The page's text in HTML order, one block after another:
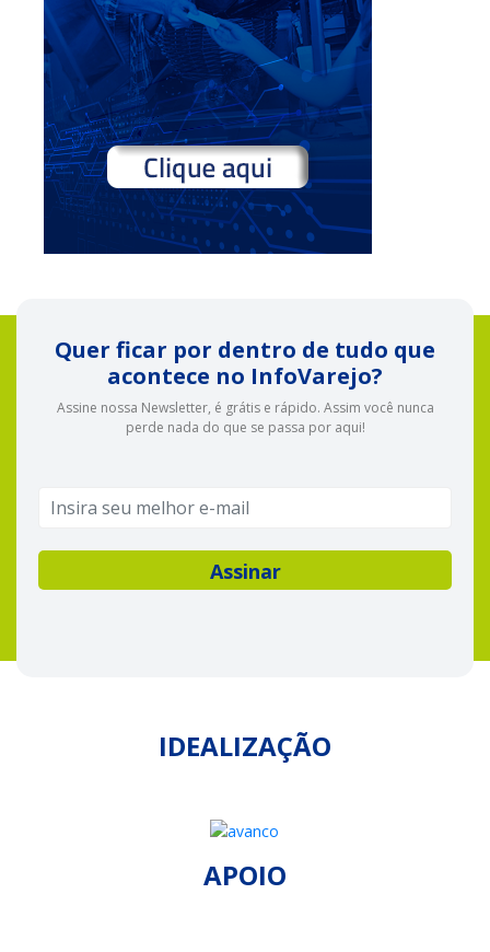
Quer ficar por dentro de tudo que
acontece no InfoVarejo?
Assine nossa Newsletter, é grátis e rápido. Assim você nunca
perde nada do que se passa por aqui!
IDEALIZAÇÃO
APOIO